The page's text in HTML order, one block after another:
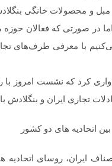
و محصولات خانگی
در صورتی که فعالان
با معرفی طرف‌های
کرد که نشست امروز با
تجاری ایران و بنگلادش
اتحادیه های دو کشور
ایران، روسای اتحادیه